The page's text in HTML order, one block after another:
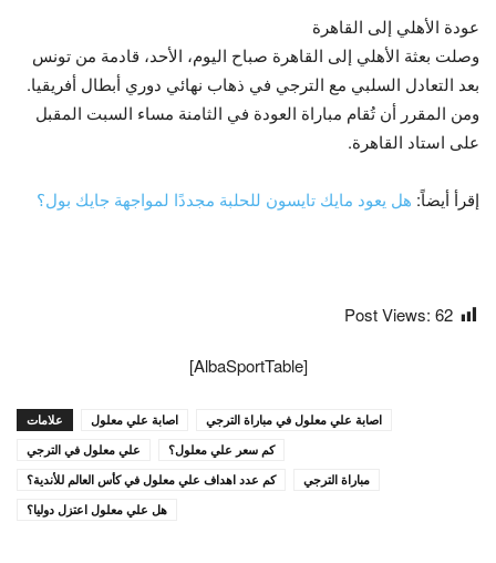
عودة الأهلي إلى القاهرة
وصلت بعثة الأهلي إلى القاهرة صباح اليوم، الأحد، قادمة من تونس
بعد التعادل السلبي مع الترجي في ذهاب نهائي دوري أبطال أفريقيا.
ومن المقرر أن تُقام مباراة العودة في الثامنة مساء السبت المقبل
على استاد القاهرة.
إقرأ أيضاً: هل يعود مايك تايسون للحلبة مجددًا لمواجهة جايك بول؟
Post Views: 62
[AlbaSportTable]
علامات اصابة علي معلول
اصابة علي معلول في مباراة الترجي
علي معلول في الترجي
كم سعر علي معلول؟
كم عدد اهداف علي معلول في كأس العالم للأندية؟
مباراة الترجي
هل علي معلول اعتزل دوليا؟